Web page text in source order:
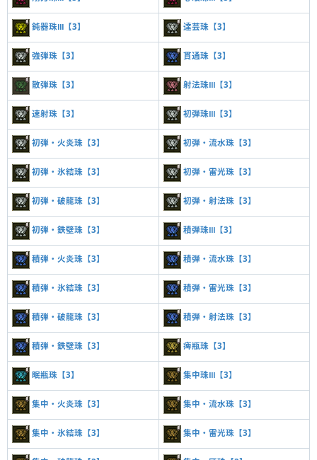
鈍器珠Ⅲ【3】 達芸珠【3】
強弾珠【3】 貫通珠【3】
散弾珠【3】 射法珠Ⅲ【3】
速射珠【3】 初弾珠Ⅲ【3】
初弾・火炎珠【3】 初弾・流水珠【3】
初弾・氷結珠【3】 初弾・雷光珠【3】
初弾・破龍珠【3】 初弾・射法珠【3】
初弾・鉄壁珠【3】 積弾珠Ⅲ【3】
積弾・火炎珠【3】 積弾・流水珠【3】
積弾・氷結珠【3】 積弾・雷光珠【3】
積弾・破龍珠【3】 積弾・射法珠【3】
積弾・鉄壁珠【3】 痺瓶珠【3】
眠瓶珠【3】 集中珠Ⅲ【3】
集中・火炎珠【3】 集中・流水珠【3】
集中・氷結珠【3】 集中・雷光珠【3】